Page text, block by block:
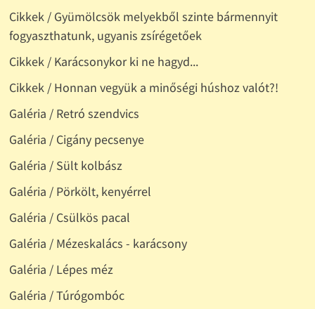
Cikkek / Gyümölcsök melyekből szinte bármennyit
fogyaszthatunk, ugyanis zsírégetőek
Cikkek / Karácsonykor ki ne hagyd...
Cikkek / Honnan vegyük a minőségi húshoz valót?!
Galéria / Retró szendvics
Galéria / Cigány pecsenye
Galéria / Sült kolbász
Galéria / Pörkölt, kenyérrel
Galéria / Csülkös pacal
Galéria / Mézeskalács - karácsony
Galéria / Lépes méz
Galéria / Túrógombóc